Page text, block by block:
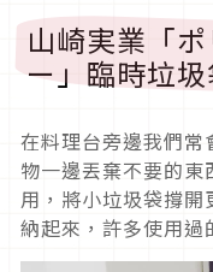
山崎実業「
ー」臨時垃
在料理台旁邊我們
物一邊丟棄不要的
用，將小垃圾袋撐
納起來，許多使用過